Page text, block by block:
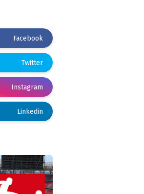
Facebook
Twitter
Instagram
Linkedin